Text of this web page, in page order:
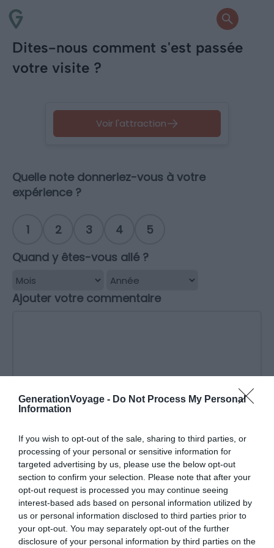
GenerationVoyage - Do Not Process My Personal
Information
If you wish to opt-out of the sale, sharing to third parties, or
processing of your personal or sensitive information for
targeted advertising by us, please use the below opt-out
section to confirm your selection. Please note that after your
opt-out request is processed you may continue seeing
interest-based ads based on personal information utilized by
us or personal information disclosed to third parties prior to
your opt-out. You may separately opt-out of the further
disclosure of your personal information by third parties on the
Dites-nous comment s'est passée
votre visite ?
Voir l'attraction
Quelle note donneriez-vous à votre
expérience ?
1 2 3 4
5
Quand y êtes-vous allé ?
Ajouter votre commentaire
Nom*
Email